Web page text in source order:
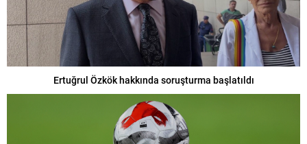
Ertuğrul Özkök hakkında soruşturma başlatıldı